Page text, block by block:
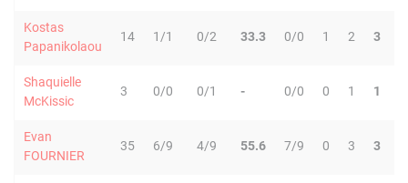
Kostas
Papanikolaou
14 1/1 0/2 33.3 0/0 1 2 3
Shaquielle
McKissic
3 0/0 0/1 - 0/0 0 1 1
Evan
FOURNIER
35 6/9 4/9 55.6 7/9 0 3 3